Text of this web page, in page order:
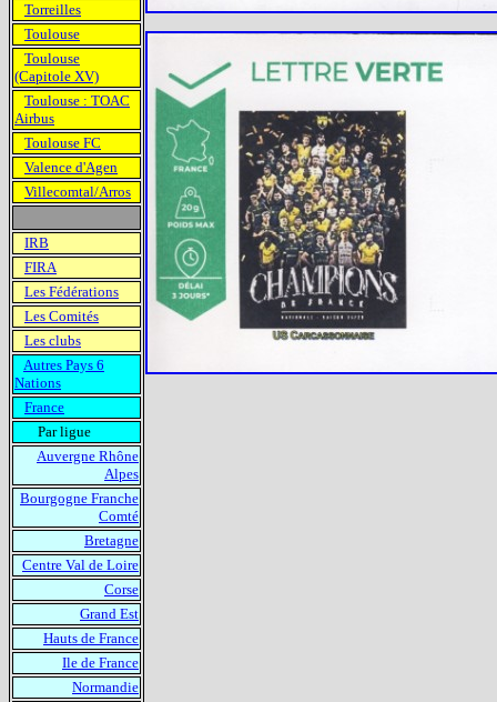
Torreilles
Toulouse
Toulouse
(Capitole XV)
Toulouse : TOAC
Airbus
Toulouse FC
Valence d'Agen
Villecomtal/Arros
IRB
FIRA
Les Fédérations
Les Comités
Les clubs
Autres Pays 6
Nations
France
Par ligue
Auvergne Rhône
Alpes
Bourgogne Franche
Comté
Bretagne
Centre Val de Loire
Corse
Grand Est
Hauts de France
Ile de France
Normandie